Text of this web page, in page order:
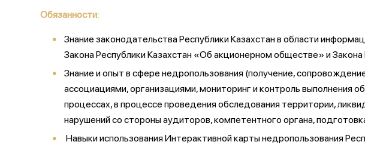
Обязанности:
Знание законодательства Республики Казахстан в области
Закона Республики Казахстан «Об акционерном обществе» и
Знание и опыт в сфере недропользования (получение,
ассоциациями, организациями, мониторинг и контроль выполнения
процессах, в процессе проведения обследования территории,
нарушений со стороны аудиторов, компетентного органа,
Навыки использования Интерактивной карты недропользования